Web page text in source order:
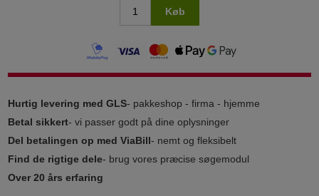
Køb
Hurtig levering med GLS- pakkeshop - firma - hjemme
Betal sikkert- vi passer godt på dine oplysninger
Del betalingen op med ViaBill- nemt og fleksibelt
Find de rigtige dele- brug vores præcise søgemodul
Over 20 års erfaring